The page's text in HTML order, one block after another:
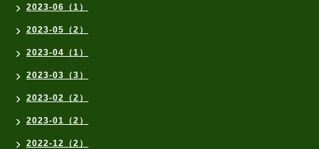
2023-06（1）
2023-05（2）
2023-04（1）
2023-03（3）
2023-02（2）
2023-01（2）
2022-12（2）